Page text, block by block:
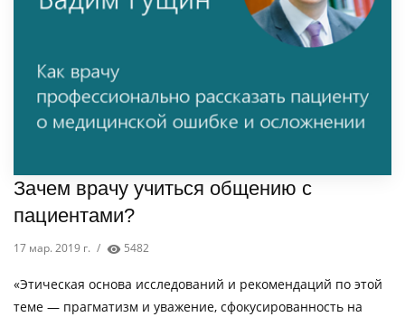
Зачем врачу учиться общению с
пациентами?
17 мар. 2019 г. / 5482
«Этическая основа исследований и рекомендаций по этой
теме — прагматизм и уважение, сфокусированность на